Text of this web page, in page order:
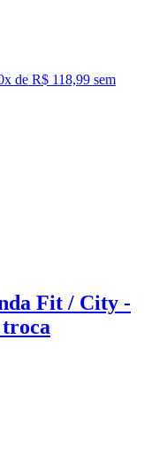
x de R$ 118,99 sem
Fit / City -
troca